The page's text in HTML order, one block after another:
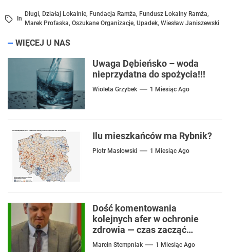
In
Długi, Działaj Lokalnie, Fundacja Ramża, Fundusz Lokalny Ramża,
Marek Profaska, Oszukane Organizacje, Upadek, Wiesław Janiszewski
WIĘCEJ U NAS
Uwaga Dębieńsko – woda
nieprzydatna do spożycia!!!
Wioleta Grzybek 1 Miesiąc Ago
Ilu mieszkańców ma Rybnik?
Piotr Masłowski 1 Miesiąc Ago
Dość komentowania
kolejnych afer w ochronie
zdrowia — czas zacząć
mówić o rozwiązaniach
Marcin Stempniak 1 Miesiąc Ago